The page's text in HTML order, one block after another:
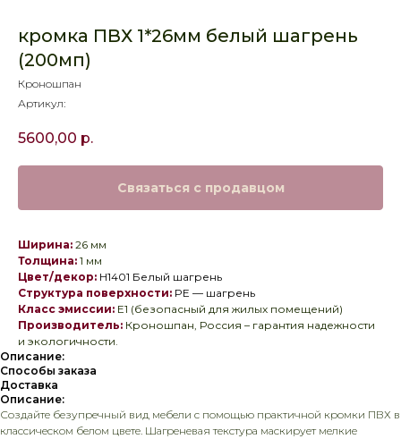
кромка ПВХ 1*26мм белый шагрень
(200мп)
Кроношпан
Артикул:
5600,00 р.
Связаться с продавцом
Ширина: 26 мм
Толщина: 1 мм
Цвет/декор: Н1401 Белый шагрень
Структура поверхности: PE — шагрень
Класс эмиссии: E1 (безопасный для жилых помещений)
Производитель: Кроношпан, Россия – гарантия надежности
и экологичности.
Описание:
Способы заказа
Доставка
Описание:
Создайте безупречный вид мебели с помощью практичной кромки ПВХ в
классическом белом цвете. Шагреневая текстура маскирует мелкие